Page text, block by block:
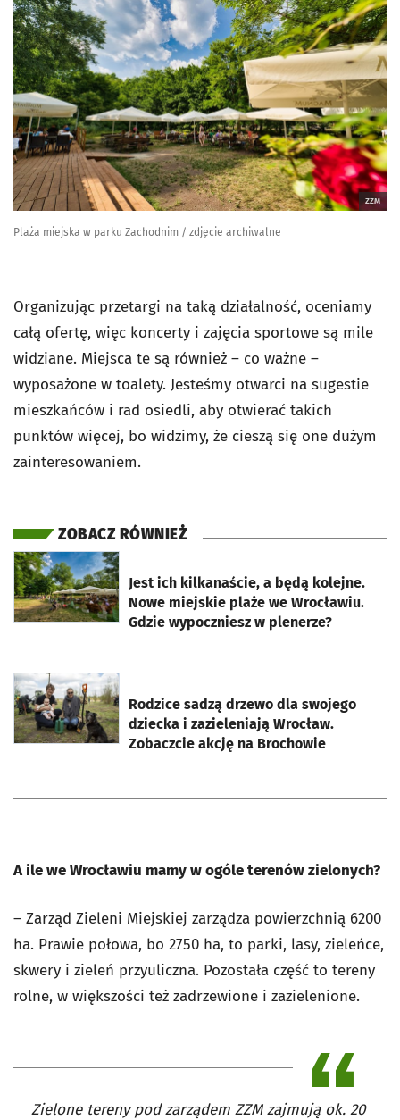
ZZM
Plaża miejska w parku Zachodnim / zdjęcie archiwalne
Organizując przetargi na taką działalność, oceniamy
całą ofertę, więc koncerty i zajęcia sportowe są mile
widziane. Miejsca te są również – co ważne –
wyposażone w toalety. Jesteśmy otwarci na sugestie
mieszkańców i rad osiedli, aby otwierać takich
punktów więcej, bo widzimy, że cieszą się one dużym
zainteresowaniem.
ZOBACZ RÓWNIEŻ
Jest ich kilkanaście, a będą kolejne.
Nowe miejskie plaże we Wrocławiu.
Gdzie wypoczniesz w plenerze?
otworzy się w nowej karcie
Rodzice sadzą drzewo dla swojego
dziecka i zazieleniają Wrocław.
Zobaczcie akcję na Brochowie
otworzy się w nowej karcie
A ile we Wrocławiu mamy w ogóle terenów zielonych?
– Zarząd Zieleni Miejskiej zarządza powierzchnią 6200
ha. Prawie połowa, bo 2750 ha, to parki, lasy, zieleńce,
skwery i zieleń przyuliczna. Pozostała część to tereny
rolne, w większości też zadrzewione i zazielenione.
Zielone tereny pod zarządem ZZM zajmują ok. 20